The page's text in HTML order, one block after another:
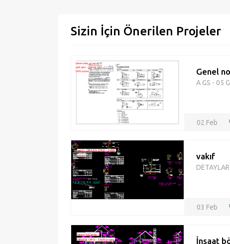
Sizin İçin Önerilen Projeler
Genel
A GS - 05
02 Feb
vakıf
03 Feb
İnşaat